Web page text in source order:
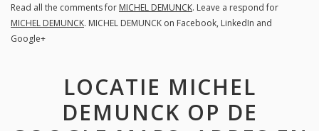
Read all the comments for MICHEL DEMUNCK. Leave a respond for
MICHEL DEMUNCK. MICHEL DEMUNCK on Facebook, LinkedIn and
Google+
LOCATIE MICHEL
DEMUNCK OP DE